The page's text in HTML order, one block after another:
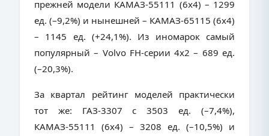
прежней модели КАМАЗ-55111 (6х4) – 1299
ед. (–9,2%) и нынешней – КАМАЗ-65115 (6х4)
– 1145 ед. (+24,1%). Из иномарок самый
популярный – Volvo FH-серии 4х2 – 689 ед.
(–20,3%).
За квартал рейтинг моделей практически
тот же: ГАЗ-3307 с 3503 ед. (–7,4%),
КАМАЗ-55111 (6х4) – 3208 ед. (–10,5%) и